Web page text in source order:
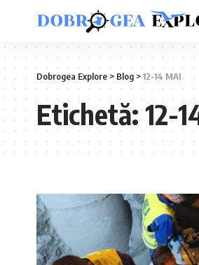
Dobrogea Explore> Blog >12-14 MAI
Etichetă:12-